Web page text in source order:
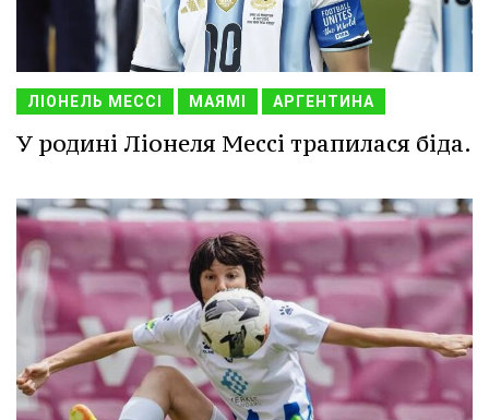
ЛІОНЕЛЬ МЕССІ МАЯМІ АРГЕНТИНА
У родині Ліонеля Мессі трапилася біда.